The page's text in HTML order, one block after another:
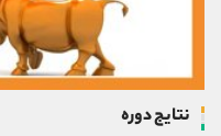
نتایج دوره